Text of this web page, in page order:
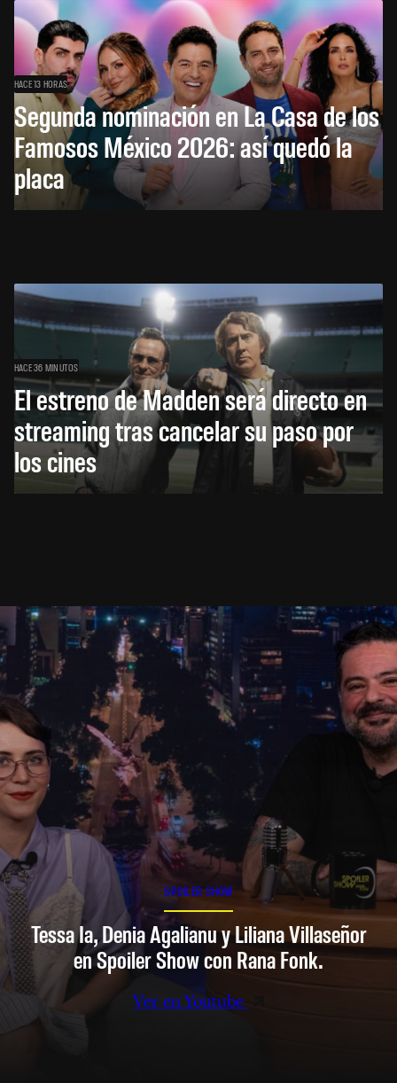
HACE 13 HORAS
Segunda nominación en La Casa de los
Famosos México 2026: así quedó la
placa
HACE 36 MINUTOS
El estreno de Madden será directo en
streaming tras cancelar su paso por
los cines
SPOILER SHOW
Tessa Ia, Denia Agalianu y Liliana Villaseñor
en Spoiler Show con Rana Fonk.
Ver en Youtube